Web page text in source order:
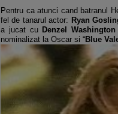
Pentru ca atunci cand batranul
fel de tanarul actor: Ryan
a jucat cu Denzel Washington
nominalizat la Oscar si “Blue